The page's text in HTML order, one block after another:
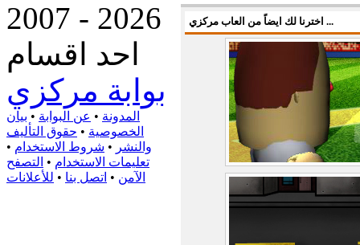
اخترنا لك ايضاً من العاب مركزي ...
2007 - 2026
احد اقسام
بوابة مركزي
المدونة • عن البوابة • بيان
الخصوصية • حقوق التأليف
والنشر • شروط الاستخدام •
تعليمات الاستخدام • التصفح
الآمن • اتصل بنا • للأعلانات